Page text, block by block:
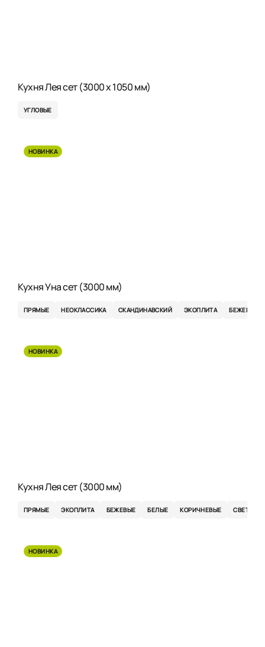
Кухня Лея сет (3000 x 1050 мм)
УГЛОВЫЕ
НОВИНКА
Кухня Уна сет (3000 мм)
ПРЯМЫЕ НЕОКЛАССИКА СКАНДИНАВСКИЙ ЭКОПЛИТА БЕЖЕВЫЕ
НОВИНКА
Кухня Лея сет (3000 мм)
ПРЯМЫЕ ЭКОПЛИТА БЕЖЕВЫЕ БЕЛЫЕ КОРИЧНЕВЫЕ СВЕТЛЫЕ
НОВИНКА